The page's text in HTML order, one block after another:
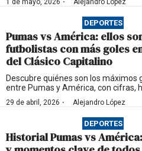
1 de mayo, 2026 Alejandro López
DEPORTES
Pumas vs América: ellos
futbolistas con más goles
del Clásico Capitalino
Descubre quiénes son los máximos
entre Pumas y América, con cifras,
29 de abril, 2026 · Alejandro López
DEPORTES
Historial Pumas vs